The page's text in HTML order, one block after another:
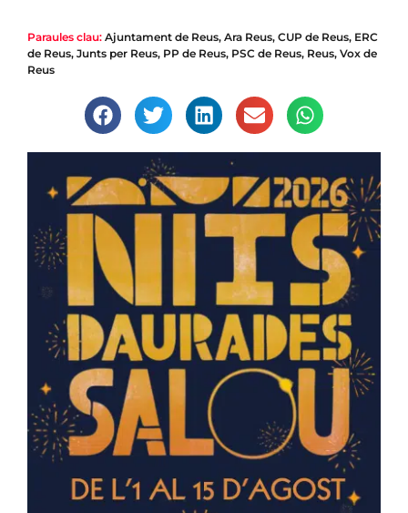
Paraules clau: Ajuntament de Reus, Ara Reus, CUP de Reus, ERC
de Reus, Junts per Reus, PP de Reus, PSC de Reus, Reus, Vox de
Reus